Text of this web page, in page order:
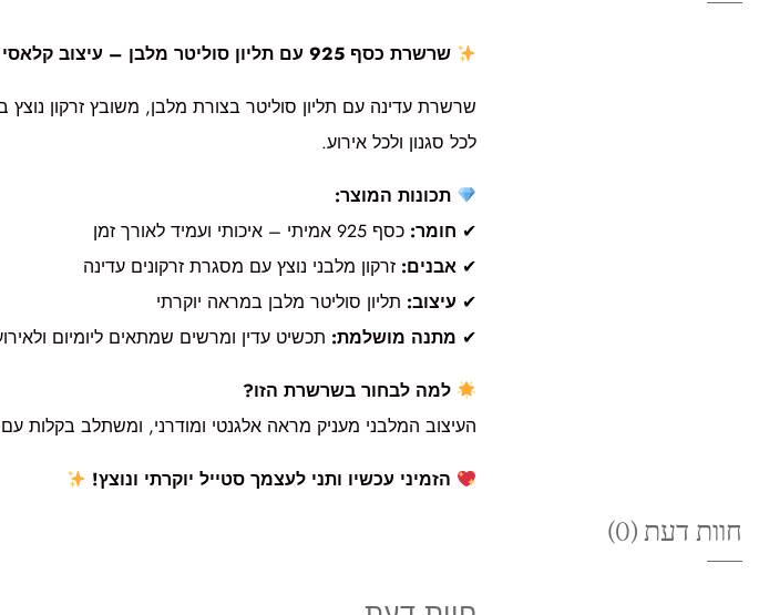
שרשרת כסף 925 עם תליון סוליטר מלבן – עיצוב קלאסי ונוצץ
שרשרת עדינה עם תליון סוליטר בצורת מלבן, משובץ זרקון
לכל סגנון ולכל אירוע.
תכונות המוצר:
✔ חומר: כסף 925 אמיתי – איכותי ועמיד לאורך זמן
✔ אבנים: זרקון מלבני נוצץ עם מסגרת זרקונים עדינה
✔ עיצוב: תליון סוליטר מלבן במראה יוקרתי
✔ מתנה מושלמת: תכשיט עדין ומרשים שמתאים ליומיום
למה לבחור בשרשרת הזו?
העיצוב המלבני מעניק מראה אלגנטי ומודרני, ומשתלב בקלות
הזמיני עכשיו ותני לעצמך סטייל יוקרתי ונוצץ!
חוות דעת (0)